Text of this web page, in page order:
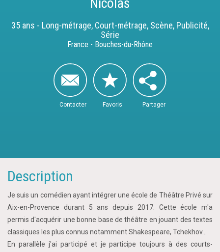
35 ans - Long-métrage, Court-métrage, Scène, Publicité,
Série
France - Bouches-du-Rhône
Contacter Favoris Partager
Description
Je suis un comédien ayant intégrer une école de Théâtre Privé sur
Aix-en-Provence durant 5 ans depuis 2017. Cette école m'a
permis d'acquérir une bonne base de théâtre en jouant des textes
classiques les plus connus notamment Shakespeare, Tchekhov...
En parallèle j'ai participé et je participe toujours à des courts-